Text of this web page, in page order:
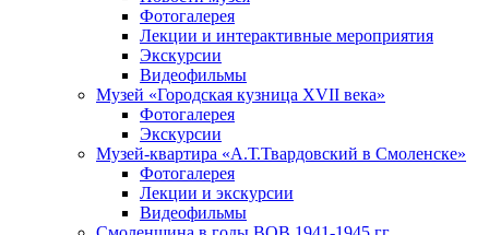
Фотогалерея
Лекции и интерактивные мероприятия
Экскурсии
Видеофильмы
Музей «Городская кузница XVII века»
Фотогалерея
Экскурсии
Музей-квартира «А.Т.Твардовский в Смоленске»
Фотогалерея
Лекции и экскурсии
Видеофильмы